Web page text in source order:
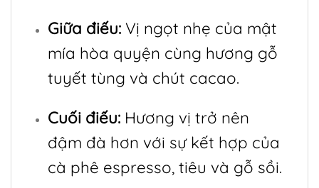
Giữa điếu:Vị ngọt nhẹ của mật
mía hòa quyện cùng hương gỗ
tuyết tùng và chút cacao.
Cuối điếu:Hương vị trở nên
đậm đà hơn với sự kết hợp của
cà phê espresso, tiêu và gỗ sồi.